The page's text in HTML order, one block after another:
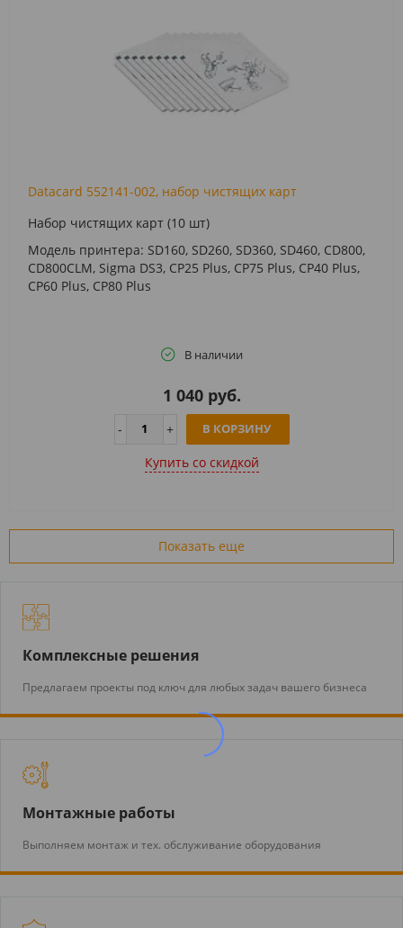
Datacard 552141-002, набор чистящих карт
Набор чистящих карт (10 шт)
Модель принтера: SD160, SD260, SD360, SD460, CD800,
CD800CLM, Sigma DS3, CP25 Plus, CP75 Plus, CP40 Plus,
CP60 Plus, CP80 Plus
В наличии
1 040 руб.
В КОРЗИНУ
Купить cо скидкой
Показать еще
Комплексные решения
Предлагаем проекты под ключ для любых задач вашего бизнеса
Монтажные работы
Выполняем монтаж и тех. обслуживание оборудования